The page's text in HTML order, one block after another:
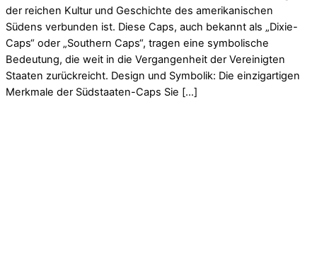
der reichen Kultur und Geschichte des amerikanischen
Südens verbunden ist. Diese Caps, auch bekannt als „Dixie-
Caps“ oder „Southern Caps“, tragen eine symbolische
Bedeutung, die weit in die Vergangenheit der Vereinigten
Staaten zurückreicht. Design und Symbolik: Die einzigartigen
Merkmale der Südstaaten-Caps Sie […]